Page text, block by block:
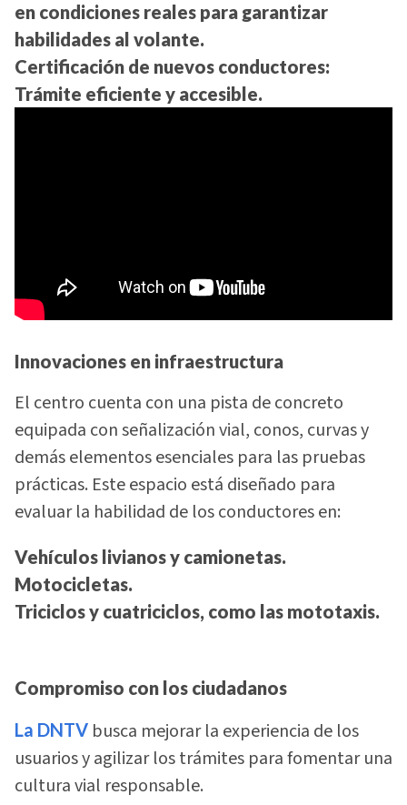
en condiciones reales para garantizar
habilidades al volante.
Certificación de nuevos conductores:
Trámite eficiente y accesible.
Innovaciones en infraestructura
El centro cuenta con una pista de concreto
equipada con señalización vial, conos, curvas y
demás elementos esenciales para las pruebas
prácticas. Este espacio está diseñado para
evaluar la habilidad de los conductores en:
Vehículos livianos y camionetas.
Motocicletas.
Triciclos y cuatriciclos, como las mototaxis.
Compromiso con los ciudadanos
La DNTV busca mejorar la experiencia de los
usuarios y agilizar los trámites para fomentar una
cultura vial responsable.